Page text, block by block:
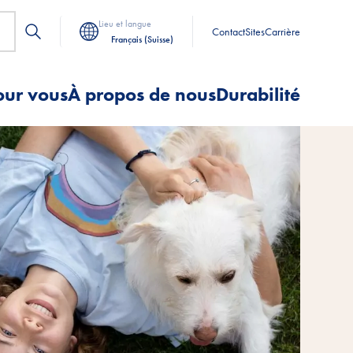
Lieu et langue
Français (Suisse)
ContactSitesCarrière
vousÀ propos de nousDurabilité